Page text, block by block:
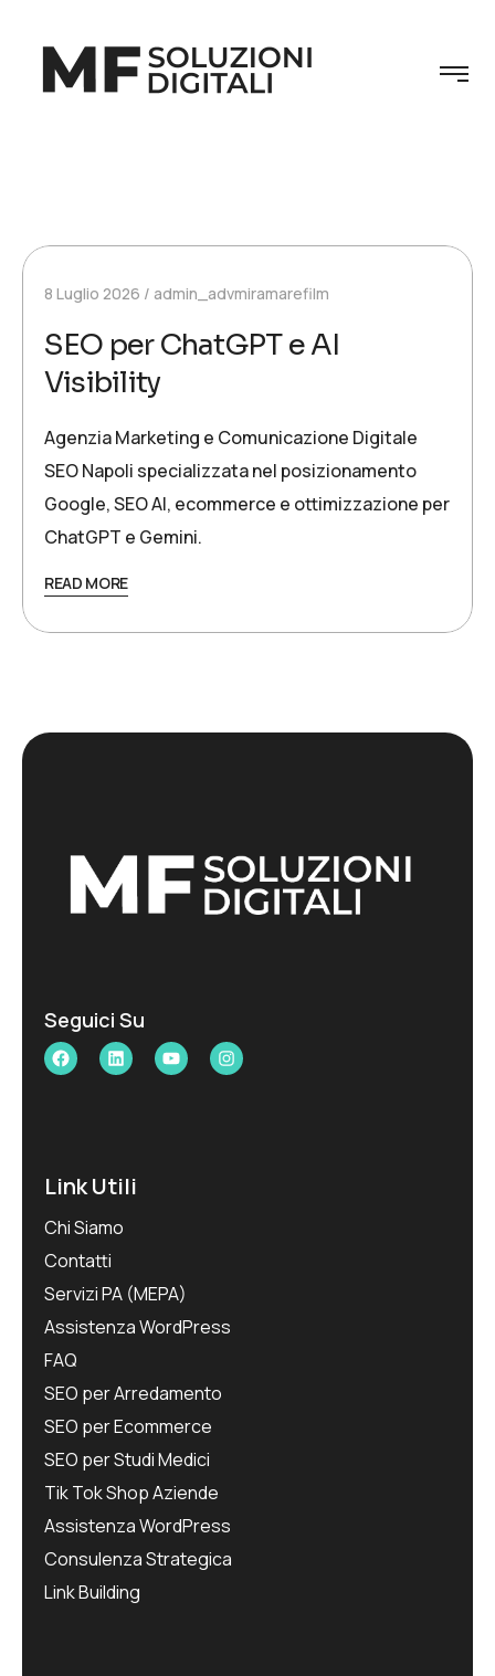
8 Luglio 2026 admin_advmiramarefilm
SEO per ChatGPT e AI
Visibility
Agenzia Marketing e Comunicazione Digitale
SEO Napoli specializzata nel posizionamento
Google, SEO AI, ecommerce e ottimizzazione per
ChatGPT e Gemini.
READ MORE
Seguici Su
Facebook
LinkedIn
YouTubeInstagram
Link Utili
Chi Siamo
Contatti
Servizi PA (MEPA)
Assistenza WordPress
FAQ
SEO per Arredamento
SEO per Ecommerce
SEO per Studi Medici
Tik Tok Shop Aziende
Assistenza WordPress
Consulenza Strategica
Link Building